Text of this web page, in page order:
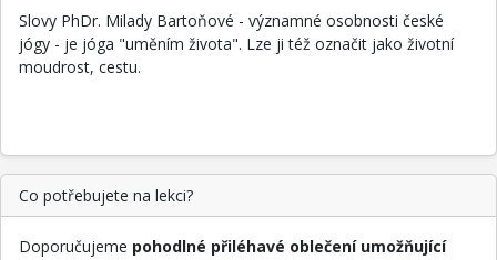
Slovy PhDr. Milady Bartoňové - významné osobnosti české
jógy - je jóga "uměním života". Lze ji též označit jako životní
moudrost, cestu.
Co potřebujete na lekci?
Doporučujeme pohodlné přiléhavé oblečení umožňující